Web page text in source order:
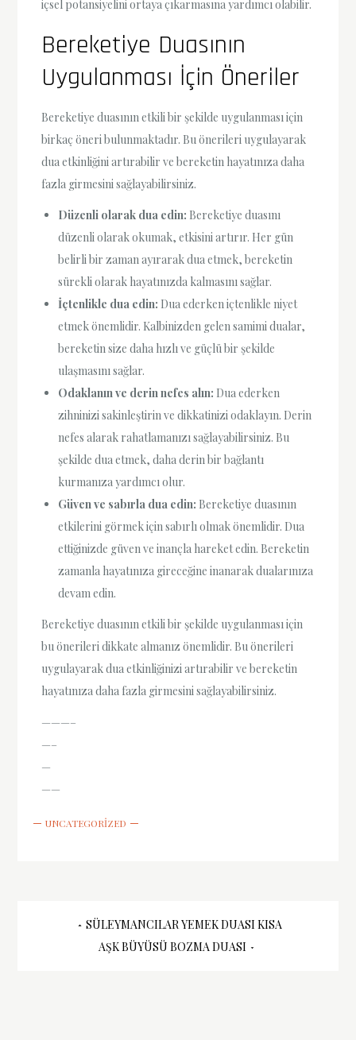
içsel potansiyelini ortaya çıkarmasına yardımcı olabilir.
Bereketiye Duasının
Uygulanması İçin Öneriler
Bereketiye duasının etkili bir şekilde uygulanması için
birkaç öneri bulunmaktadır. Bu önerileri uygulayarak
dua etkinliğini artırabilir ve bereketin hayatınıza daha
fazla girmesini sağlayabilirsiniz.
Düzenli olarak dua edin: Bereketiye duasını
düzenli olarak okumak, etkisini artırır. Her gün
belirli bir zaman ayırarak dua etmek, bereketin
sürekli olarak hayatınızda kalmasını sağlar.
İçtenlikle dua edin: Dua ederken içtenlikle niyet
etmek önemlidir. Kalbinizden gelen samimi dualar,
bereketin size daha hızlı ve güçlü bir şekilde
ulaşmasını sağlar.
Odaklanın ve derin nefes alın: Dua ederken
zihninizi sakinleştirin ve dikkatinizi odaklayın. Derin
nefes alarak rahatlamanızı sağlayabilirsiniz. Bu
şekilde dua etmek, daha derin bir bağlantı
kurmanıza yardımcı olur.
Güven ve sabırla dua edin: Bereketiye duasının
etkilerini görmek için sabırlı olmak önemlidir. Dua
ettiğinizde güven ve inançla hareket edin. Bereketin
zamanla hayatınıza gireceğine inanarak dualarınıza
devam edin.
Bereketiye duasının etkili bir şekilde uygulanması için
bu önerileri dikkate almanız önemlidir. Bu önerileri
uygulayarak dua etkinliğinizi artırabilir ve bereketin
hayatınıza daha fazla girmesini sağlayabilirsiniz.
———–
—–
—
——
UNCATEGORIZED
Yazı SÜLEYMANCILAR YEMEK DUASI KISA
AŞK BÜYÜSÜ BOZMA DUASI